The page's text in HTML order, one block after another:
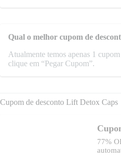
Qual o melhor cupom de
Atualmente temos apenas 1
clique em “Pegar Cupom”.
Cupom de desconto Lift Detox Caps
77%